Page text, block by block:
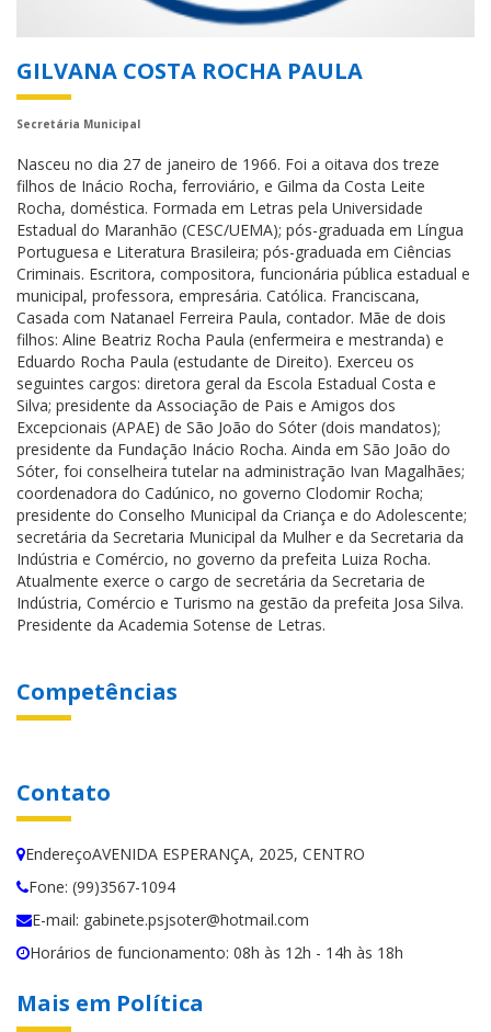
GILVANA COSTA ROCHA PAULA
Secretária Municipal
Nasceu no dia 27 de janeiro de 1966. Foi a oitava dos treze
filhos de Inácio Rocha, ferroviário, e Gilma da Costa Leite
Rocha, doméstica. Formada em Letras pela Universidade
Estadual do Maranhão (CESC/UEMA); pós-graduada em Língua
Portuguesa e Literatura Brasileira; pós-graduada em Ciências
Criminais. Escritora, compositora, funcionária pública estadual e
municipal, professora, empresária. Católica. Franciscana,
Casada com Natanael Ferreira Paula, contador. Mãe de dois
filhos: Aline Beatriz Rocha Paula (enfermeira e mestranda) e
Eduardo Rocha Paula (estudante de Direito). Exerceu os
seguintes cargos: diretora geral da Escola Estadual Costa e
Silva; presidente da Associação de Pais e Amigos dos
Excepcionais (APAE) de São João do Sóter (dois mandatos);
presidente da Fundação Inácio Rocha. Ainda em São João do
Sóter, foi conselheira tutelar na administração Ivan Magalhães;
coordenadora do Cadúnico, no governo Clodomir Rocha;
presidente do Conselho Municipal da Criança e do Adolescente;
secretária da Secretaria Municipal da Mulher e da Secretaria da
Indústria e Comércio, no governo da prefeita Luiza Rocha.
Atualmente exerce o cargo de secretária da Secretaria de
Indústria, Comércio e Turismo na gestão da prefeita Josa Silva.
Presidente da Academia Sotense de Letras.
Competências
Contato
EndereçoAVENIDA ESPERANÇA, 2025, CENTRO
Fone: (99)3567-1094
E-mail: gabinete.psjsoter@hotmail.com
Horários de funcionamento: 08h às 12h - 14h às 18h
Mais em Política